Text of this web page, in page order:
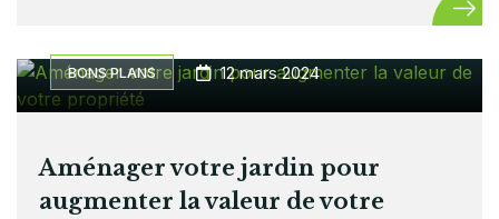
BONS PLANS 12 mars 2024
Aménager votre jardin pour
augmenter la valeur de votre